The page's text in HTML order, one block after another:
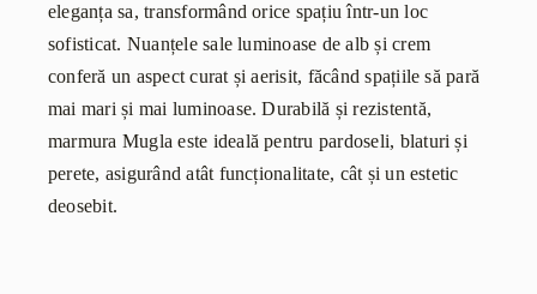
eleganța sa, transformând orice spațiu într-un loc
sofisticat. Nuanțele sale luminoase de alb și crem
conferă un aspect curat și aerisit, făcând spațiile să pară
mai mari și mai luminoase. Durabilă și rezistentă,
marmura Mugla este ideală pentru pardoseli, blaturi și
perete, asigurând atât funcționalitate, cât și un estetic
deosebit.